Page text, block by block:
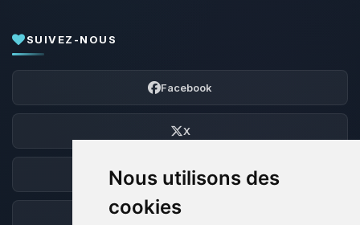
Nous utilisons des
cookies
SUIVEZ-NOUS
Facebook
X
Discord
Forum